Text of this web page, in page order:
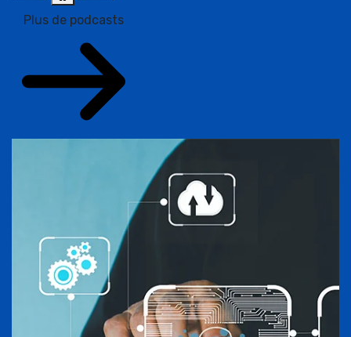
Plus de podcasts